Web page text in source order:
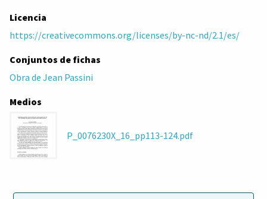
Licencia
https://creativecommons.org/licenses/by-nc-nd/2.1/es/
Conjuntos de fichas
Obra de Jean Passini
Medios
P_0076230X_16_pp113-124.pdf